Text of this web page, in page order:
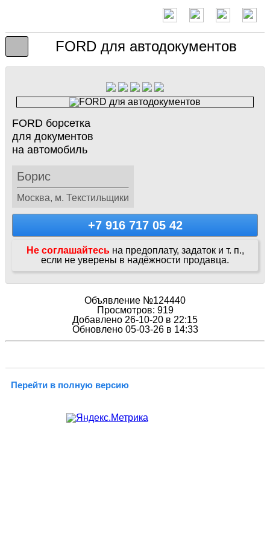
FORD для автодокументов
FORD борсетка
для документов
на автомобиль
Борис
Москва, м. Текстильщики
+7 916 717 05 42
Не соглашайтесь на предоплату, задаток и т. п.,
если не уверены в надёжности продавца.
Объявление №124440
Просмотров: 919
Добавлено 26-10-20 в 22:15
Обновлено 05-03-26 в 14:33
Перейти в полную версию